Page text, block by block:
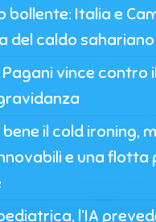
bollente: Italia e
del caldo sahariano
vince contro il
bene il cold ironing,
e una flotta
l’IA